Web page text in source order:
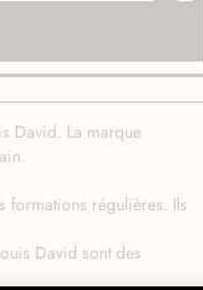
David. La marque
formations régulières. Ils
David sont des